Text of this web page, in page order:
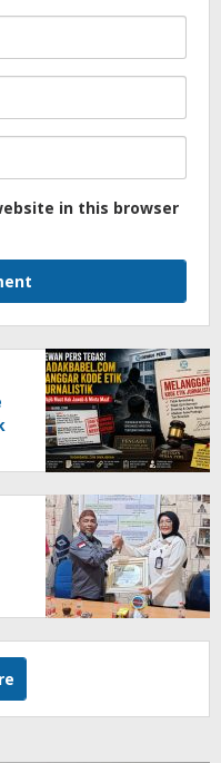
in this browser